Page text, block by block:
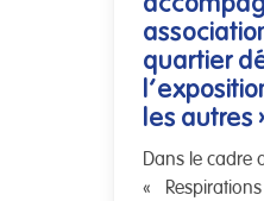
quartier
les autres
Dans le cadre
«